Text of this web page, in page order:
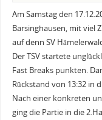
Am Samstag den
Barsinghausen, mit viel
auf denn SV
Der TSV startete
Fast Breaks punkten.
Rückstand von 13:32 in
Nach einer konkreten
ging die Partie in die